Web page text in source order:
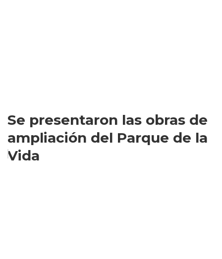
Se presentaron las obras de
ampliación del Parque de la
Vida